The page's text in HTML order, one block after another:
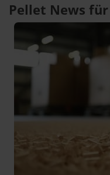
Pellet News